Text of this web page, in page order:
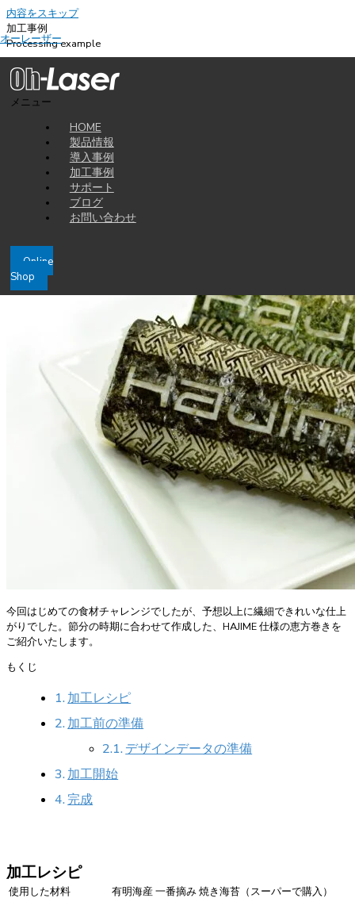
内容をスキップ
オーレーザー
メニュー
HOME
製品情報
導入事例
加工事例
サポート
ブログ
お問い合わせ
Online
Shop
加工事例
Processing example
2016-02-15
HAJIME レーザーカッターで海苔を加工してみます
海苔は日本人には馴染みのある食材の一つ。おにぎりや太巻き、おもちや
おせんべいにも欠かせません。
そんな海苔に、ロゴや模様、メッセージをレーザー加工機で彫刻して、お
店のアピールに活用してはいかがでしょうか。
今回はじめての食材チャレンジでしたが、予想以上に繊細できれいな仕上
がりでした。節分の時期に合わせて作成した、HAJIME 仕様の恵方巻きを
ご紹介いたします。
もくじ
加工レシピ
加工前の準備
デザインデータの準備
加工開始
完成
加工レシピ
使用した材料
有明海産 一番摘み 焼き海苔（スーパーで購入）